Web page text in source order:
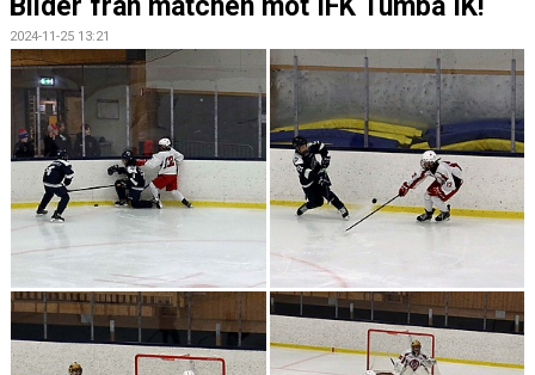
Bilder från matchen mot IFK Tumba IK!
2024-11-25 13:21